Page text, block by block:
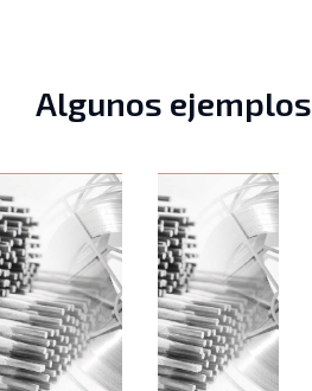
Algunos ejemplos